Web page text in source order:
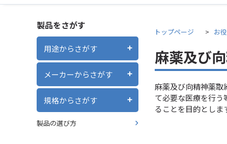
製品をさがす
用途からさがす
メーカーからさがす
規格からさがす
製品の選び方
トップページ お
麻薬及び
麻薬及び向精神薬
て必要な医療を行う
ることを目的としま